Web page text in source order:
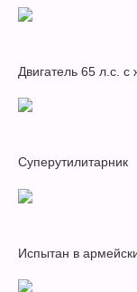
Двигатель 65 л.с.
Суперутилитарник
Испытан в